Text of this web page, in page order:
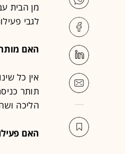
מן הבית
לגבי
האם
תותר
הליכה
האם